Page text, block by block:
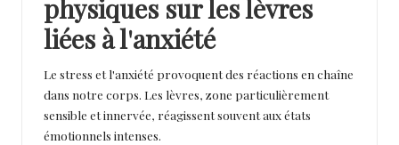
physiques sur les lèvres
liées à l'anxiété
Le stress et l'anxiété provoquent des réactions en chaîne
dans notre corps. Les lèvres, zone particulièrement
sensible et innervée, réagissent souvent aux états
émotionnels intenses.